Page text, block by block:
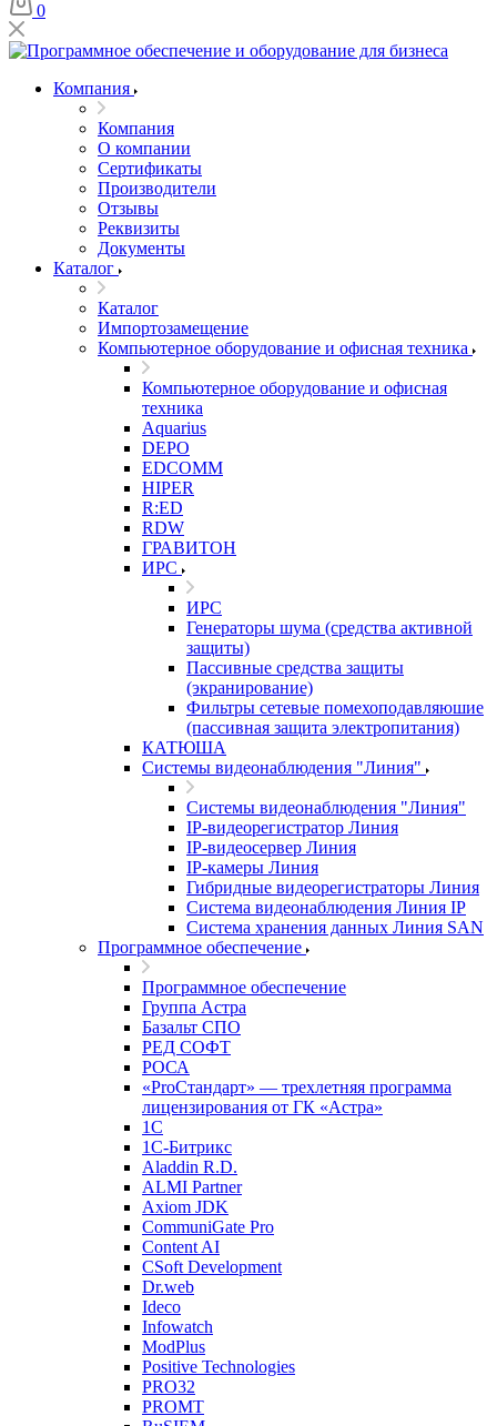
0
Компания
Компания
О компании
Сертификаты
Производители
Отзывы
Реквизиты
Документы
Каталог
Каталог
Импортозамещение
Компьютерное оборудование и офисная техника
Компьютерное оборудование и офисная
техника
Aquarius
DEPO
EDCOMM
HIPER
R:ED
RDW
ГРАВИТОН
ИРС
ИРС
Генераторы шума (средства активной
защиты)
Пассивные средства защиты
(экранирование)
Фильтры сетевые помехоподавляюшие
(пассивная защита электропитания)
КАТЮША
Системы видеонаблюдения "Линия"
Системы видеонаблюдения "Линия"
IP-видеорегистратор Линия
IP-видеосервер Линия
IP-камеры Линия
Гибридные видеорегистраторы Линия
Система видеонаблюдения Линия IP
Система хранения данных Линия SAN
Программное обеспечение
Программное обеспечение
Группа Астра
Базальт СПО
РЕД СОФТ
РОСА
«ProСтандарт» — трехлетняя программа
лицензирования от ГК «Астра»
1С
1С-Битрикc
Aladdin R.D.
ALMI Partner
Axiom JDK
CommuniGate Pro
Content AI
CSoft Development
Dr.web
Ideco
Infowatch
ModPlus
Positive Technologies
PRO32
PROMT